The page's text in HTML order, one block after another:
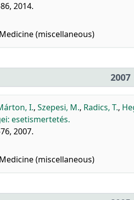
2014.
Medicine (miscellaneous)
2007
I., Szepesi, M., Radics, T.,
esetismertetés.
2007.
Medicine (miscellaneous)